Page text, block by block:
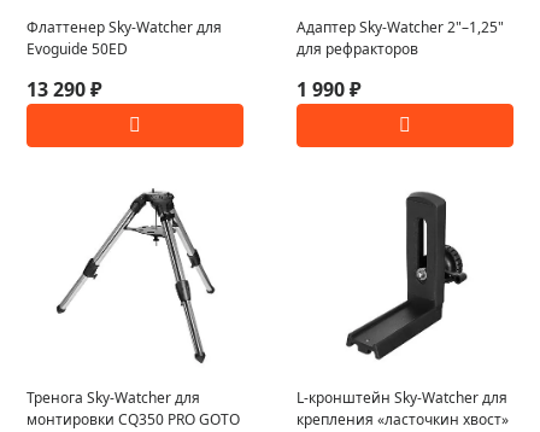
Флаттенер Sky-Watcher для
Evoguide 50ED
13 290 ₽
Адаптер Sky-Watcher 2"–1,25"
для рефракторов
1 990 ₽
Тренога Sky-Watcher для
монтировки CQ350 PRO GOTO
L-кронштейн Sky-Watcher для
крепления «ласточкин хвост»